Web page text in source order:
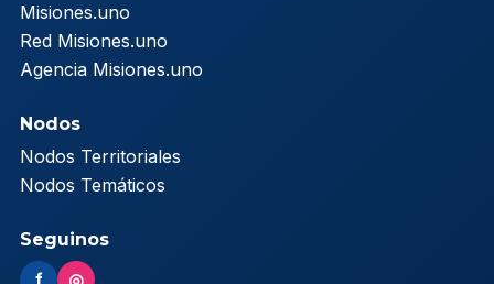
Misiones.uno
Red Misiones.uno
Agencia Misiones.uno
Nodos
Nodos Territoriales
Nodos Temáticos
Seguinos
f ◎